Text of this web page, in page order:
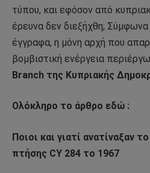
τύπου, και εφόσον από
έρευνα δεν διεξήχθη;
έγγραφα, η μόνη αρχή που
βομβιστική ενέργεια
Branch της Κυπριακής
Ολόκληρο το άρθρο εδώ :
Ποιοι και γιατί ανατίναξαν
πτήσης CY 284 το 1967